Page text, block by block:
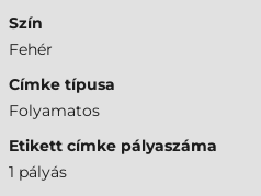
Szín
Fehér
Címke típusa
Folyamatos
Etikett címke pályaszáma
1 pályás